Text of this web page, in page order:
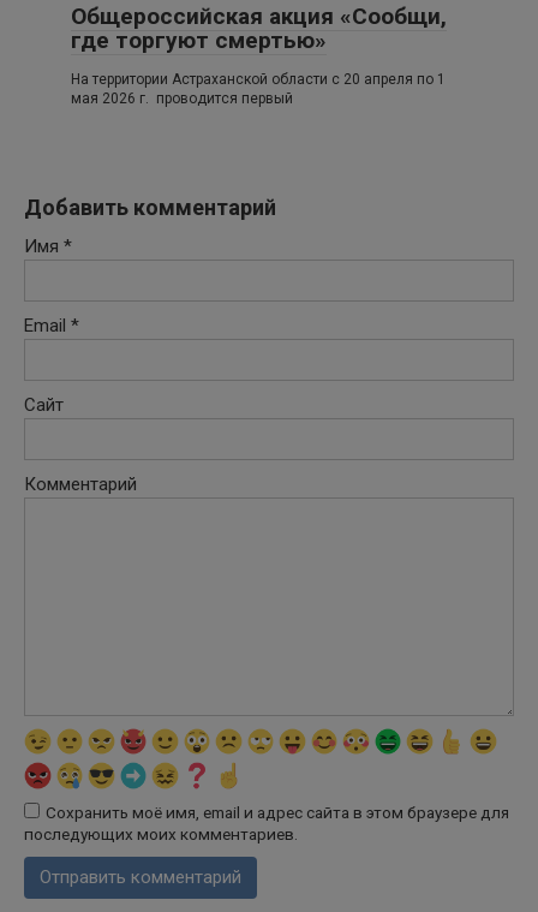
Общероссийская акция «Сообщи,
где торгуют смертью»
На территории Астраханской области с 20 апреля по 1
мая 2026 г. проводится первый
Добавить комментарий
Имя *
Email *
Сайт
Комментарий
Сохранить моё имя, email и адрес сайта в этом браузере для
последующих моих комментариев.